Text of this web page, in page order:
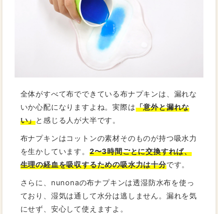
全体がすべて布でできている布ナプキンは、漏れな
いか心配になりますよね。実際は「意外と漏れな
い」と感じる人が大半です。
布ナプキンはコットンの素材そのものが持つ吸水力
を生かしています。 2〜3時間ごとに交換すれば、
生理の経血を吸収するための吸水力は十分です。
さらに、nunonaの布ナプキンは透湿防水布を使っ
ており、湿気は通して水分は逃しません。漏れを気
にせず、安心して使えますよ。